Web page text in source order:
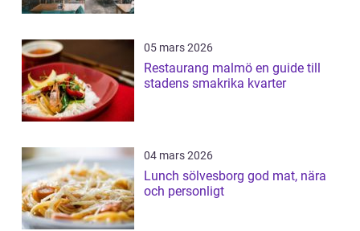
05 mars 2026
Restaurang malmö en guide till
stadens smakrika kvarter
04 mars 2026
Lunch sölvesborg god mat, nära
och personligt